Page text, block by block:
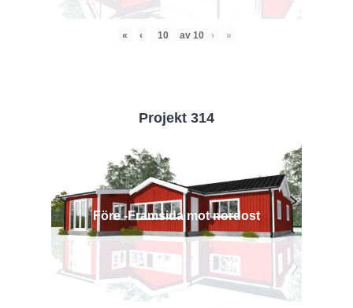
« ‹ av 10 › »
Projekt 314
Före -Framsida mot nordost